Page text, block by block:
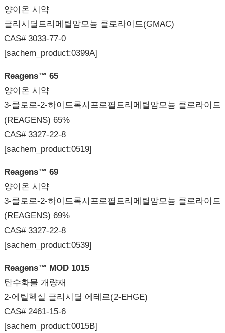
양이온 시약
글리시딜트리메틸암모늄 클로라이드(GMAC)
CAS# 3033-77-0
[sachem_product:0399A]
Reagens™ 65
양이온 시약
3-클로로-2-하이드록시프로필트리메틸암모늄 클로라이드
(REAGENS) 65%
CAS# 3327-22-8
[sachem_product:0519]
Reagens™ 69
양이온 시약
3-클로로-2-하이드록시프로필트리메틸암모늄 클로라이드
(REAGENS) 69%
CAS# 3327-22-8
[sachem_product:0539]
Reagens™ MOD 1015
탄수화물 개량재
2-에틸헥실 글리시딜 에테르(2-EHGE)
CAS# 2461-15-6
[sachem_product:0015B]